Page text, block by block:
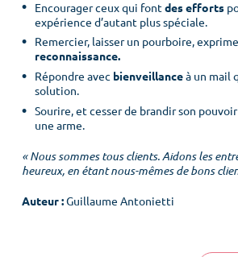
Menu
Culture
Nos offres
Encourager ceux qui fontdes efforts
expérience d’autant plus spéciale.
Remercier, laisser un pourboire,
reconnaissance.
Répondre avec bienveillanceà un mail
solution.
Sourire, et cesser de brandir son
une arme.
« Nous sommes tous clients. Aidons les
heureux, en étant nous-mêmes de bons
Auteur :Guillaume Antonietti